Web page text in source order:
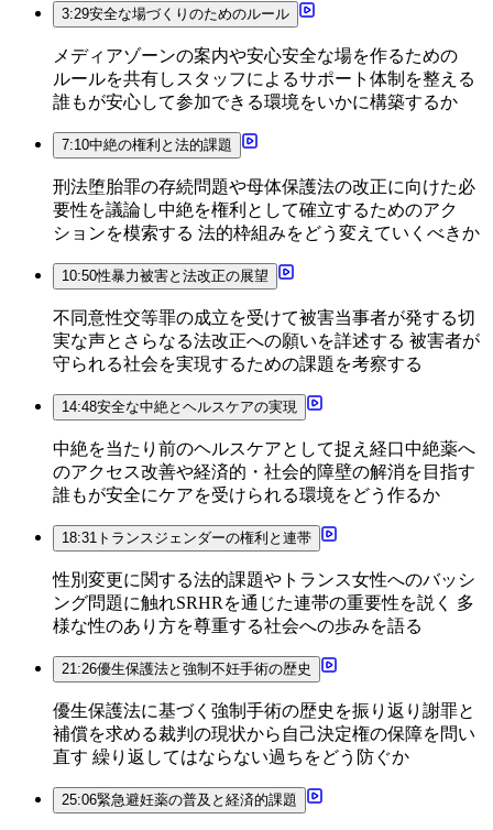
3:29安全な場づくりのためのルール
メディアゾーンの案内や安心安全な場を作るための
ルールを共有しスタッフによるサポート体制を整える
誰もが安心して参加できる環境をいかに構築するか
7:10中絶の権利と法的課題
刑法堕胎罪の存続問題や母体保護法の改正に向けた必
要性を議論し中絶を権利として確立するためのアク
ションを模索する 法的枠組みをどう変えていくべきか
10:50性暴力被害と法改正の展望
不同意性交等罪の成立を受けて被害当事者が発する切
実な声とさらなる法改正への願いを詳述する 被害者が
守られる社会を実現するための課題を考察する
14:48安全な中絶とヘルスケアの実現
中絶を当たり前のヘルスケアとして捉え経口中絶薬へ
のアクセス改善や経済的・社会的障壁の解消を目指す
誰もが安全にケアを受けられる環境をどう作るか
18:31 トランスジェンダーの権利と連帯
性別変更に関する法的課題やトランス女性へのバッシ
ング問題に触れSRHRを通じた連帯の重要性を説く 多
様な性のあり方を尊重する社会への歩みを語る
21:26優生保護法と強制不妊手術の歴史
優生保護法に基づく強制手術の歴史を振り返り謝罪と
補償を求める裁判の現状から自己決定権の保障を問い
直す 繰り返してはならない過ちをどう防ぐか
25:06緊急避妊薬の普及と経済的課題